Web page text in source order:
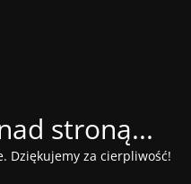
stroną...
Dziękujemy za cierpliwość!